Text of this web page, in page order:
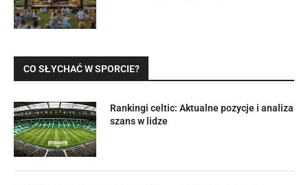
CO SŁYCHAĆ W SPORCIE?
Rankingi celtic: Aktualne pozycje i analiza
szans w lidze